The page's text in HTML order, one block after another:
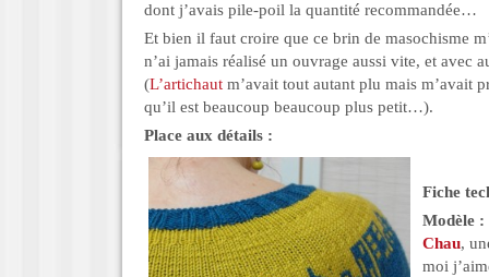
dont j’avais pile-poil la quantité recommandée…
Et bien il faut croire que ce brin de masochisme
n’ai jamais réalisé un ouvrage aussi vite, et avec
(L’artichaut m’avait tout autant plu mais m’avait
qu’il est beaucoup beaucoup plus petit…).
Place aux détails :
Fiche
Modèle :
Chau,
moi